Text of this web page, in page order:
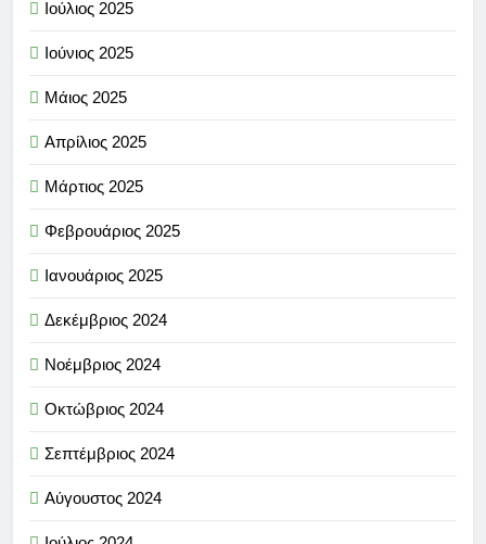
Ιούλιος 2025
Ιούνιος 2025
Μάιος 2025
Απρίλιος 2025
Μάρτιος 2025
Φεβρουάριος 2025
Ιανουάριος 2025
Δεκέμβριος 2024
Νοέμβριος 2024
Οκτώβριος 2024
Σεπτέμβριος 2024
Αύγουστος 2024